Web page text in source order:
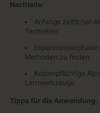
Nachteile:
Anfangs zeitlicher
Techniken
Methoden zu finden
Kostenpflichtige
Lernwerkzeuge
Tipps für die Anwendung: